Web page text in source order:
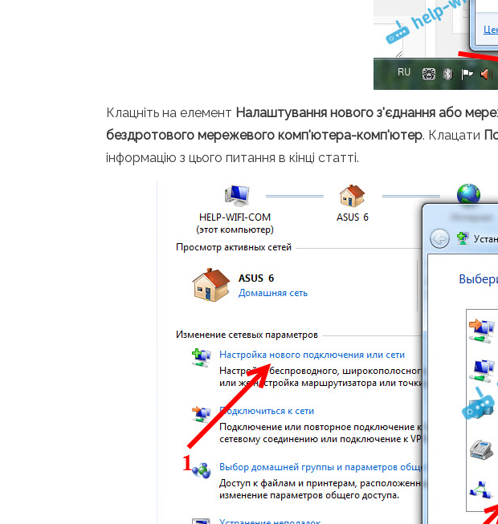
Клацніть на елемент Налаштування нового з'єднання або
бездротового мережевого комп'ютера-комп'ютер. Клацати
інформацію з цього питання в кінці статті.